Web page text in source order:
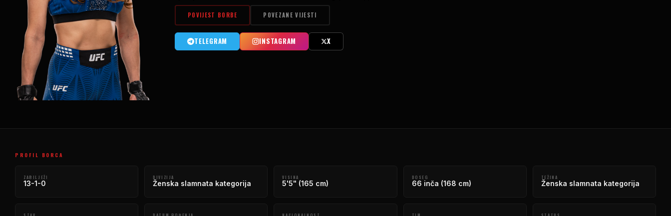
POVIJEST BORBE POVEZANE VIJESTI
TELEGRAM INSTAGRAM X
PROFIL BORCA
ZABILJEŽI
13-1-0
DIVIZIJA
Ženska slamnata kategorija
VISINA
5'5" (165 cm)
DOSEG
66 inča (168 cm)
TEŽINA
Ženska slamnata kategorija